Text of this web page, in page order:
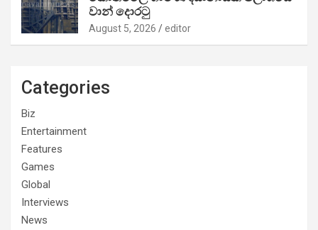
වාන් දොරටු
August 5, 2026 editor
Categories
Biz
Entertainment
Features
Games
Global
Interviews
News